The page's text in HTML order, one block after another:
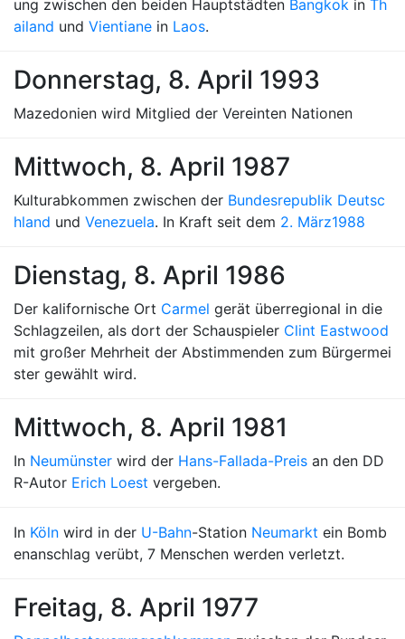
ung zwischen den beiden Hauptstädten Bangkok in Th
ailand und Vientiane in Laos.
Donnerstag, 8. April 1993
Mazedonien wird Mitglied der Vereinten Nationen
Mittwoch, 8. April 1987
Kulturabkommen zwischen der Bundesrepublik Deutsc
hland und Venezuela. In Kraft seit dem 2. März1988
Dienstag, 8. April 1986
Der kalifornische Ort Carmel gerät überregional in die
Schlagzeilen, als dort der Schauspieler Clint Eastwood
mit großer Mehrheit der Abstimmenden zum Bürgermei
ster gewählt wird.
Mittwoch, 8. April 1981
In Neumünster wird der Hans-Fallada-Preis an den DD
R-Autor Erich Loest vergeben.
In Köln wird in der U-Bahn-Station Neumarkt ein Bomb
enanschlag verübt, 7 Menschen werden verletzt.
Freitag, 8. April 1977